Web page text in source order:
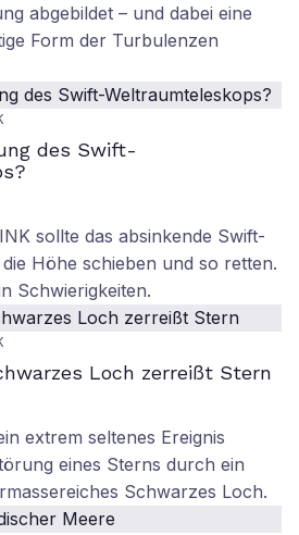
abgebildet – und dabei eine
Form der Turbulenzen
des Swift-
sollte das absinkende Swift-
Höhe schieben und so retten.
Schwierigkeiten.
Loch zerreißt Stern
extrem seltenes Ereignis
eines Sterns durch ein
Schwarzes Loch.